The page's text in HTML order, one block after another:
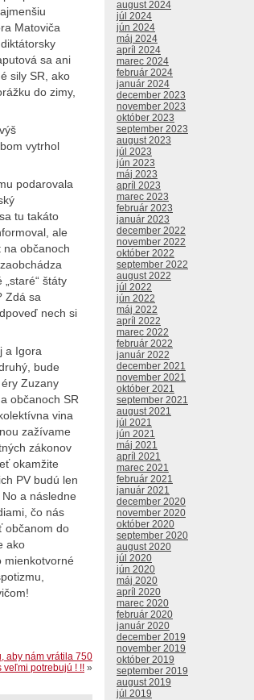
Matoviča
sa ani
sily SR, ako
do zimy,
vytrhol
podarovala
tu takáto
ale
na občanoch
štáty
Zdá sa
nech si
a Igora
bude
Zuzany
občanoch SR
vina
zažívame
zákonov
okamžite
PV budú len
a následne
čo nás
občanom do
ako
mienkotvorné
aby nám vrátila 750
veľmi potrebujú ! !! »
august 2024
júl 2024
jún 2024
máj 2024
apríl 2024
marec 2024
február 2024
január 2024
december 2023
november 2023
október 2023
september 2023
august 2023
júl 2023
jún 2023
máj 2023
apríl 2023
marec 2023
február 2023
január 2023
december 2022
november 2022
október 2022
september 2022
august 2022
júl 2022
jún 2022
máj 2022
apríl 2022
marec 2022
február 2022
január 2022
december 2021
november 2021
október 2021
september 2021
august 2021
júl 2021
jún 2021
máj 2021
apríl 2021
marec 2021
február 2021
január 2021
december 2020
november 2020
október 2020
september 2020
august 2020
júl 2020
jún 2020
máj 2020
apríl 2020
marec 2020
február 2020
január 2020
december 2019
november 2019
október 2019
september 2019
august 2019
júl 2019